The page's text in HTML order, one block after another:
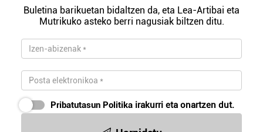
Buletina barikuetan bidaltzen da, eta Lea-Artibai eta
Mutrikuko asteko berri nagusiak biltzen ditu.
Pribatutasun Politika irakurri eta onartzen dut.